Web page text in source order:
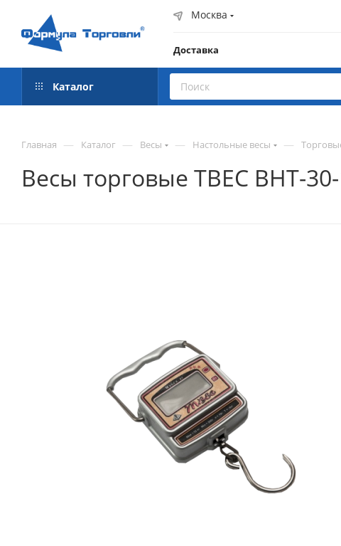
Москва
Доставка
Каталог
Главная — Каталог — Весы — Настольные весы —
Весы торговые ТВЕС ВНТ-